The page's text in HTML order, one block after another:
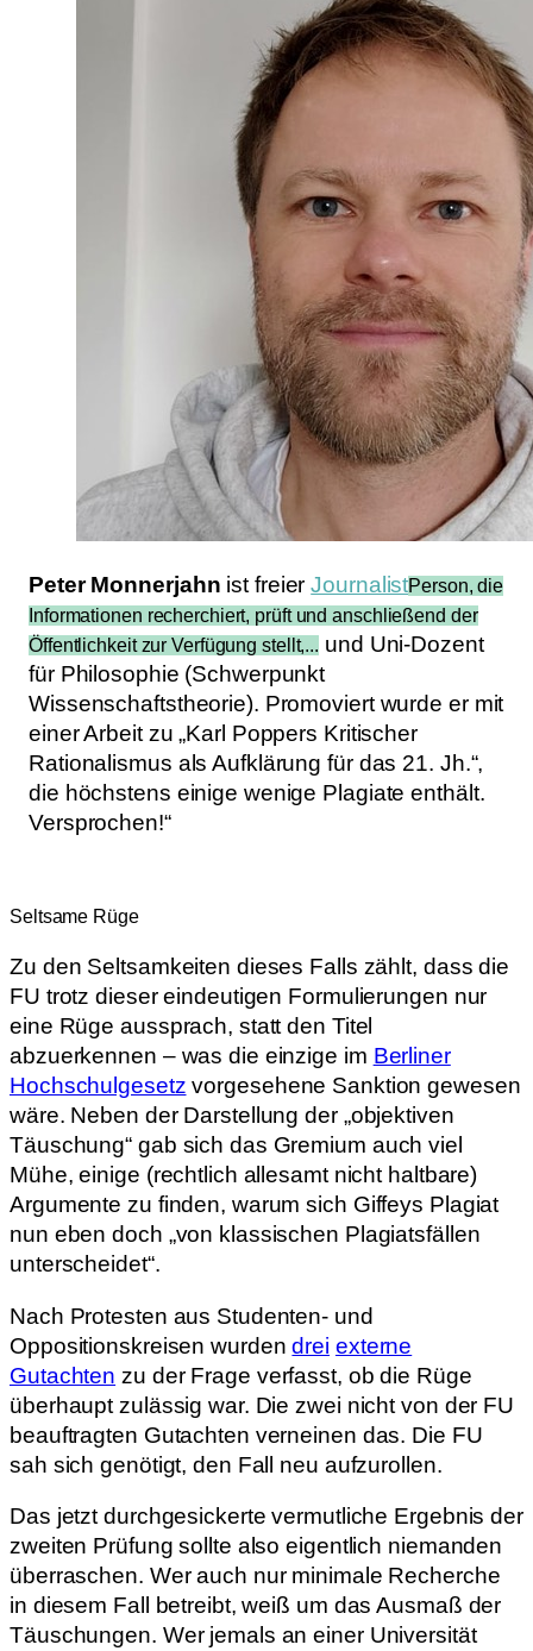
Peter Monnerjahn ist freierJournalistPerson, die
Informationen recherchiert, prüft und anschließend der
Öffentlichkeit zur Verfügung stellt,... und Uni-Dozent
für Philosophie (Schwerpunkt
Wissenschaftstheorie). Promoviert wurde er mit
einer Arbeit zu „Karl Poppers Kritischer
Rationalismus als Aufklärung für das 21. Jh.“,
die höchstens einige wenige Plagiate enthält.
Versprochen!“
Seltsame Rüge
Zu den Seltsamkeiten dieses Falls zählt, dass die
FU trotz dieser eindeutigen Formulierungen nur
eine Rüge aussprach, statt den Titel
abzuerkennen – was die einzige im Berliner
Hochschulgesetz vorgesehene Sanktion gewesen
wäre. Neben der Darstellung der „objektiven
Täuschung“ gab sich das Gremium auch viel
Mühe, einige (rechtlich allesamt nicht haltbare)
Argumente zu finden, warum sich Giffeys Plagiat
nun eben doch „von klassischen Plagiatsfällen
unterscheidet“.
Nach Protesten aus Studenten- und
Oppositionskreisen wurdendrei externe
Gutachten zu der Frage verfasst, ob die Rüge
überhaupt zulässig war. Die zwei nicht von der FU
beauftragten Gutachten verneinen das. Die FU
sah sich genötigt, den Fall neu aufzurollen.
Das jetzt durchgesickerte vermutliche Ergebnis der
zweiten Prüfung sollte also eigentlich niemanden
überraschen. Wer auch nur minimale Recherche
in diesem Fall betreibt, weiß um das Ausmaß der
Täuschungen. Wer jemals an einer Universität